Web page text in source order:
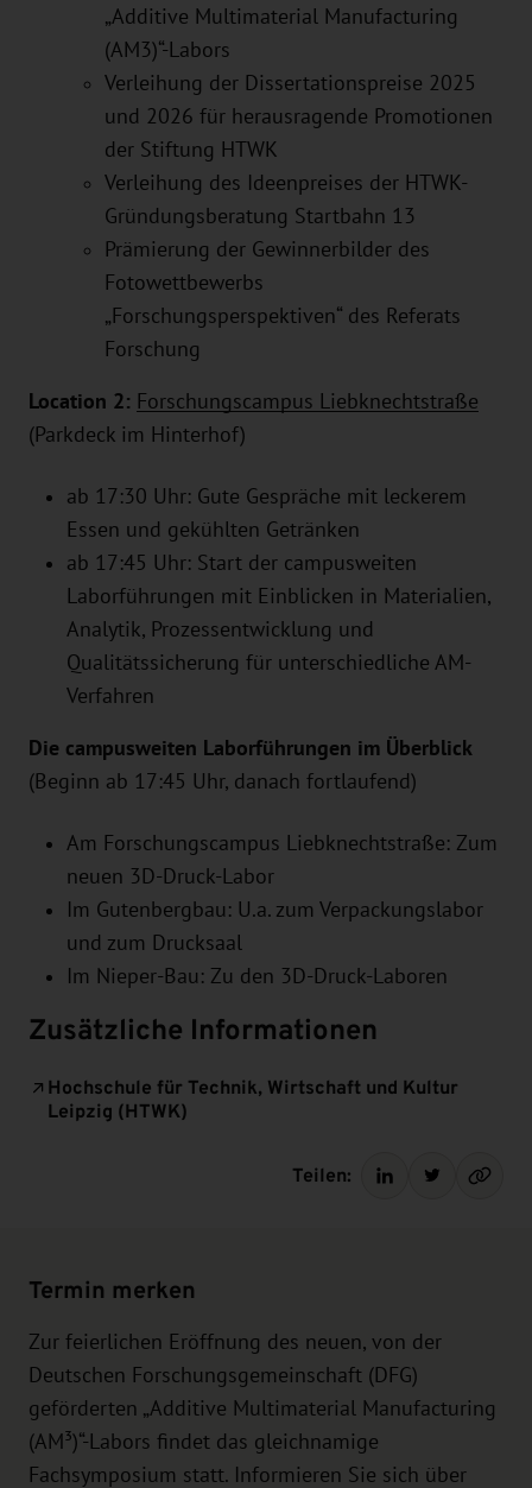
„Additive Multimaterial Manufacturing
(AM3)“-Labors
Verleihung der Dissertationspreise 2025
und 2026 für herausragende Promotionen
der Stiftung HTWK
Verleihung des Ideenpreises der HTWK-
Gründungsberatung Startbahn 13
Prämierung der Gewinnerbilder des
Fotowettbewerbs
„Forschungsperspektiven“ des Referats
Forschung
Location 2: Forschungscampus Liebknechtstraße
(Parkdeck im Hinterhof)
ab 17:30 Uhr: Gute Gespräche mit leckerem
Essen und gekühlten Getränken
ab 17:45 Uhr: Start der campusweiten
Laborführungen mit Einblicken in Materialien,
Analytik, Prozessentwicklung und
Qualitätssicherung für unterschiedliche AM-
Verfahren
Die campusweiten Laborführungen im Überblick
(Beginn ab 17:45 Uhr, danach fortlaufend)
Am Forschungscampus Liebknechtstraße: Zum
neuen 3D-Druck-Labor
Im Gutenbergbau : U.a. zum Verpackungslabor
und zum Drucksaal
Im Nieper-Bau : Zu den 3D-Druck-Laboren
Zusätzliche Informationen
Hochschule für Technik, Wirtschaft und Kultur
Leipzig (HTWK)
Teilen:
Termin merken
Zur feierlichen Eröffnung des neuen, von der
Deutschen Forschungsgemeinschaft (DFG)
geförderten „Additive Multimaterial Manufacturing
(AM³)“-Labors findet das gleichnamige
Fachsymposium statt. Informieren Sie sich über